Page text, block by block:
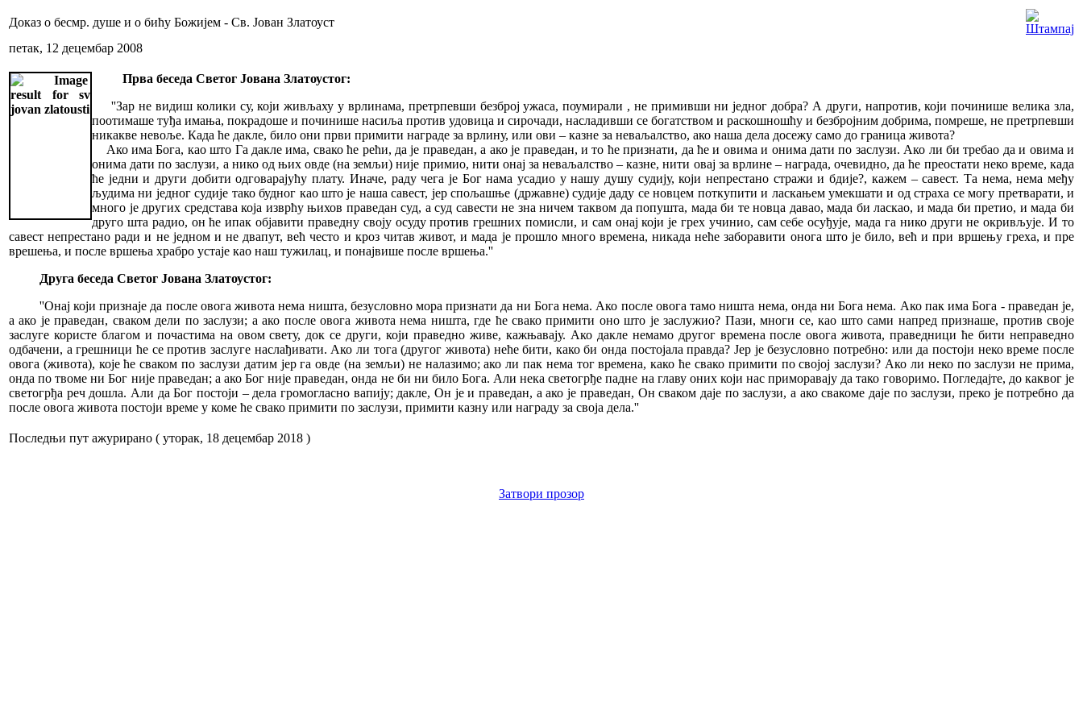
Доказ о бесмр. душе и о бићу Божијем - Св. Јован Златоуст
петак, 12 децембар 2008
Прва беседа Светог Јована Златоустог:
''Зар не видиш колики су, који живљаху у врлинама, претрпевши безброј ужаса, поумирали , не примивши ни једног добра? А други, напротив, који починише велика зла,
поотимаше туђа имања, покрадоше и починише насиља против удовица и сирочади, насладивши се богатством и раскошношћу и безбројним добрима, помреше, не претрпевши
никакве невоље. Када ће дакле, било они први примити награде за врлину, или ови – казне за неваљалство, ако наша дела досежу само до граница живота?
Ако има Бога, као што Га дакле има, свако ће рећи, да је праведан, а ако је праведан, и то ће признати, да ће и овима и онима дати по заслузи. Ако ли би требао да и овима и
онима дати по заслузи, а нико од њих овде (на земљи) није примио, нити онај за неваљалство – казне, нити овај за врлине – награда, очевидно, да ће преостати неко време, када
ће једни и други добити одговарајућу плату. Иначе, раду чега је Бог нама усадио у нашу душу судију, који непрестано стражи и бдије?, кажем – савест. Та нема, нема међу
људима ни једног судије тако будног као што је наша савест, јер спољашње (државне) судије даду се новцем поткупити и ласкањем умекшати и од страха се могу претварати, и
много је других средстава која изврћу њихов праведан суд, а суд савести не зна ничем таквом да попушта, мада би те новца давао, мада би ласкао, и мада би претио, и мада би
друго шта радио, он ће ипак објавити праведну своју осуду против грешних помисли, и сам онај који је грех учинио, сам себе осуђује, мада га нико други не окривљује. И то
савест непрестано ради и не једном и не двапут, већ често и кроз читав живот, и мада је прошло много времена, никада неће заборавити онога што је било, већ и при вршењу греха, и пре
врешења, и после вршења храбро устаје као наш тужилац, и понајвише после вршења.''
Друга беседа Светог Јована Златоустог:
''Онај који признаје да после овога живота нема ништа, безусловно мора признати да ни Бога нема. Ако после овога тамо ништа нема, онда ни Бога нема. Ако пак има Бога - праведан је,
а ако је праведан, сваком дели по заслузи; а ако после овога живота нема ништа, где ће свако примити оно што је заслужио? Пази, многи се, као што сами напред признаше, против своје
заслуге користе благом и почастима на овом свету, док се други, који праведно живе, кажњавају. Ако дакле немамо другог времена после овога живота, праведници ће бити неправедно
одбачени, а грешници ће се против заслуге наслађивати. Ако ли тога (другог живота) неће бити, како би онда постојала правда? Јер је безусловно потребно: или да постоји неко време после
овога (живота), које ће сваком по заслузи датим јер га овде (на земљи) не налазимо; ако ли пак нема тог времена, како ће свако примити по својој заслузи? Ако ли неко по заслузи не прима,
онда по твоме ни Бог није праведан; а ако Бог није праведан, онда не би ни било Бога. Али нека светогрђе падне на главу оних који нас приморавају да тако говоримо. Погледајте, до каквог је
светогрђа реч дошла. Али да Бог постоји – дела громогласно вапију; дакле, Он је и праведан, а ако је праведан, Он сваком даје по заслузи, а ако свакоме даје по заслузи, преко је потребно да
после овога живота постоји време у коме ће свако примити по заслузи, примити казну или награду за своја дела.''
Последњи пут ажурирано ( уторак, 18 децембар 2018 )
Затвори прозор